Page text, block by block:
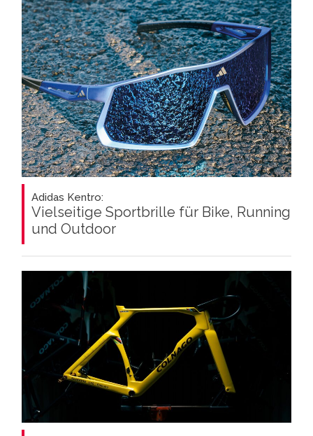
Adidas Kentro:
Vielseitige Sportbrille für Bike, Running
und Outdoor